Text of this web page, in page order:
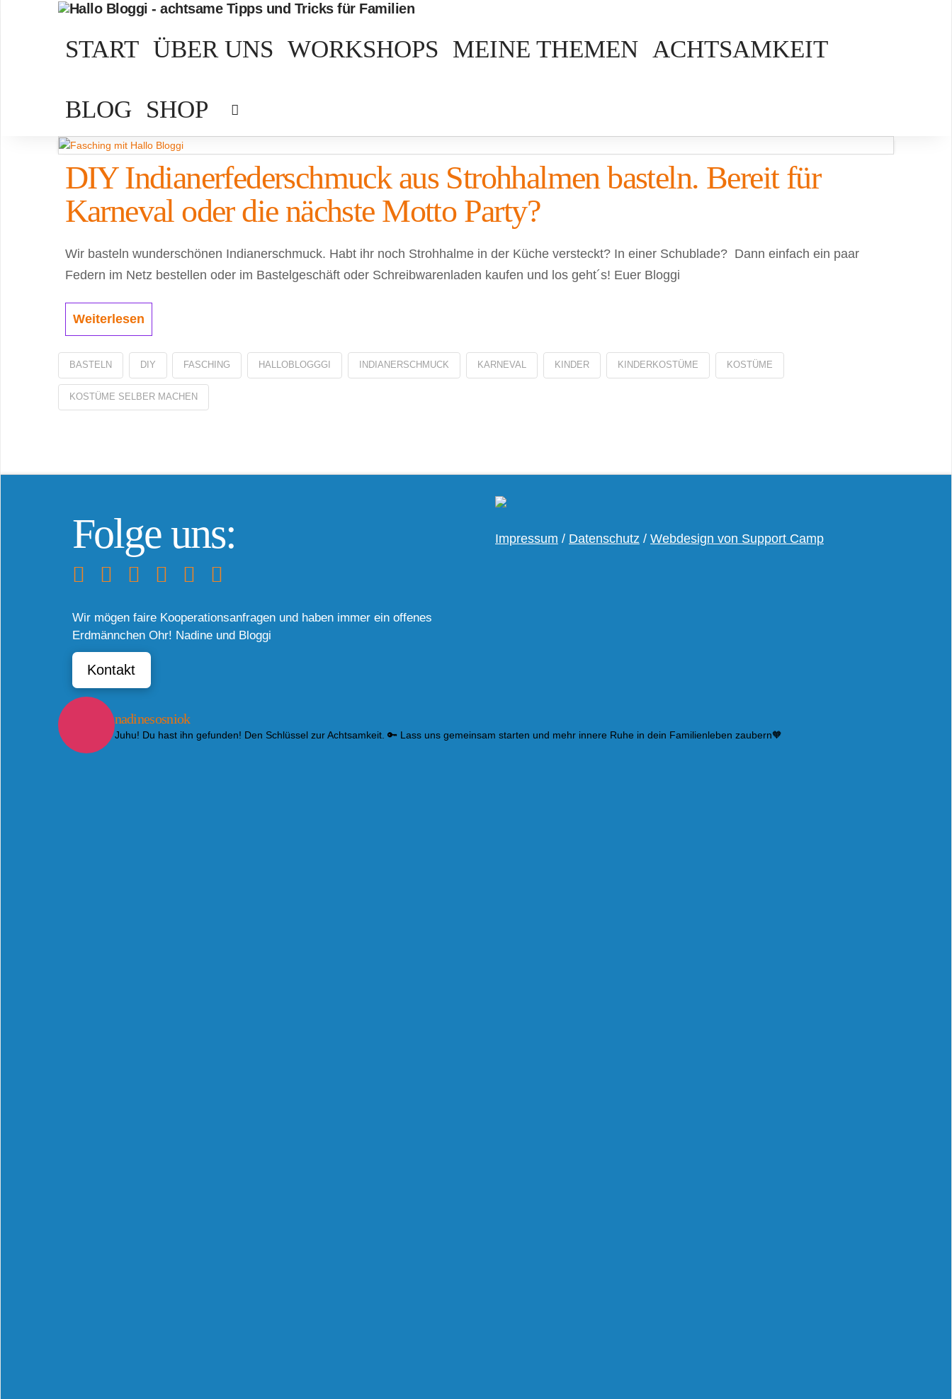
START ÜBER UNS WORKSHOPS MEINE THEMEN ACHTSAMKEIT
BLOG SHOP
DIY Indianerfederschmuck aus Strohhalmen basteln. Bereit für
Karneval oder die nächste Motto Party?
Wir basteln wunderschönen Indianerschmuck. Habt ihr noch Strohhalme in der Küche versteckt? In einer Schublade? Dann einfach ein paar
Federn im Netz bestellen oder im Bastelgeschäft oder Schreibwarenladen kaufen und los geht´s! Euer Bloggi
Weiterlesen
BASTELN DIY FASCHING HALLOBLOGGGI INDIANERSCHMUCK KARNEVAL KINDER KINDERKOSTÜME KOSTÜME
KOSTÜME SELBER MACHEN
Folge uns:
Wir mögen faire Kooperationsanfragen und haben immer ein offenes
Erdmännchen Ohr! Nadine und Bloggi
Kontakt
Impressum / Datenschutz / Webdesign von Support Camp
nadinesosniok
Juhu! Du hast ihn gefunden! Den Schlüssel zur Achtsamkeit. 🔑 Lass uns gemeinsam starten und mehr innere Ruhe in dein Familienleben zaubern🧡